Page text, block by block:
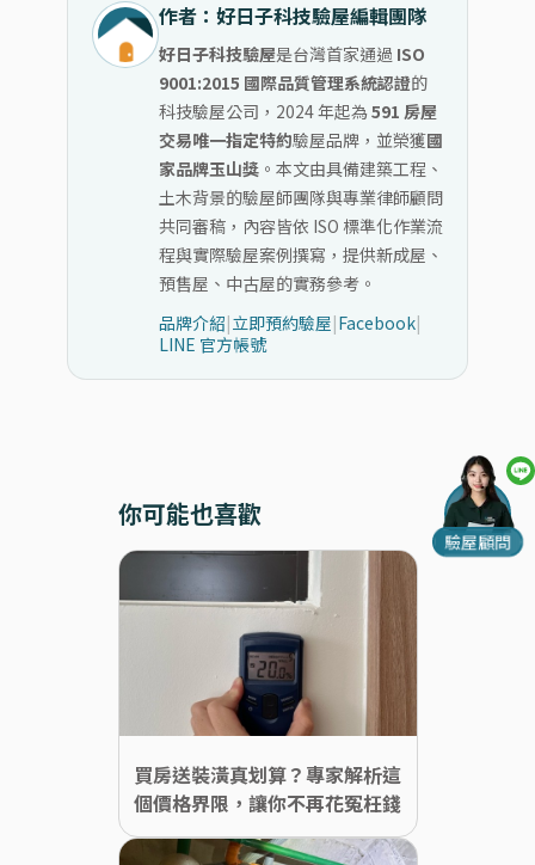
作者：好日子科技驗屋編輯團隊
好日子科技驗屋是台灣首家通過 ISO
9001:2015 國際品質管理系統認證的
科技驗屋公司，2024 年起為591 房屋
交易唯一指定特約驗屋品牌，並榮獲國
家品牌玉山獎 。本文由具備建築工程、
土木背景的驗屋師團隊與專業律師顧問
共同審稿，內容皆依 ISO 標準化作業流
程與實際驗屋案例撰寫，提供新成屋、
預售屋、中古屋的實務參考。
品牌介紹|立即預約驗屋|Facebook|
LINE 官方帳號
你可能也喜歡
買房送裝潢真划算？專家解析這
個價格界限，讓你不再花冤枉錢
驗屋顧問